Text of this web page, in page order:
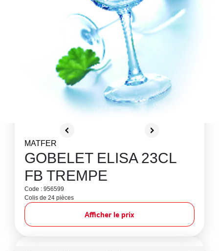
MATFER
GOBELET ELISA 23CL
FB TREMPE
Code : 956599
Colis de 24 pièces
Afficher le prix